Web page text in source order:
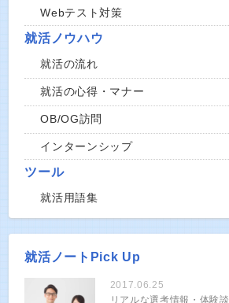
Webテスト対策
就活ノウハウ
就活の流れ
就活の心得・マナー
OB/OG訪問
インターンシップ
ツール
就活用語集
就活ノートPick Up
2017.06.25
リアルな選考情報・体験談